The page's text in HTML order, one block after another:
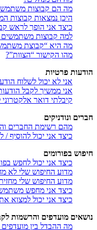
מה הם קבוצות
היכן נמצאות קבוצות
כיצד אני הופך לראש
למה קבוצות משתמשים
מה היא “קבוצת
מהו הקישור “הצוות”?
הודעות פרטיות
אני לא יכול לשלוח
אני ממשיך לקבל
קיבלתי דואר
חברים ונודניקים
מהם רשימת החברים
כיצד אני יכול
חיפוש בפורומים
כיצד אני יכול לחפש
מדוע החיפוש שלי לא
מדוע החיפוש שלי
כיצד אני מחפש
כיצד אני יכול למצוא
נושאים מועדפים והרשמות
מה ההבדל בין